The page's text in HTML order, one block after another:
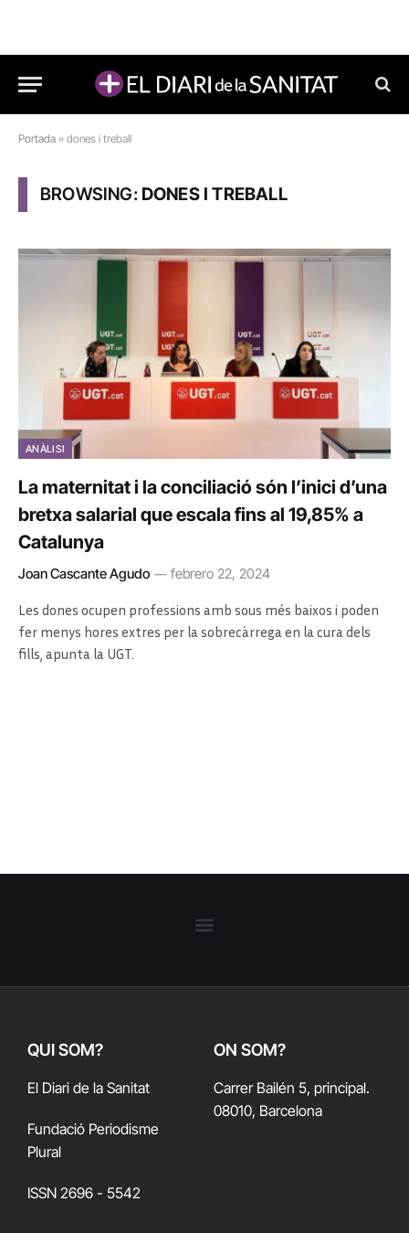
Portada » dones i treball
BROWSING:DONES I TREBALL
ANÀLISI
La maternitat i la conciliació són l’inici d’una
bretxa salarial que escala fins al 19,85% a
Catalunya
Joan Cascante Agudo febrero 22, 2024
Les dones ocupen professions amb sous més baixos i poden
fer menys hores extres per la sobrecàrrega en la cura dels
fills, apunta la UGT.
QUI SOM?
El Diari de la Sanitat
Fundació Periodisme
Plural
ISSN 2696 - 5542
ON SOM?
Carrer Bailén 5, principal.
08010, Barcelona